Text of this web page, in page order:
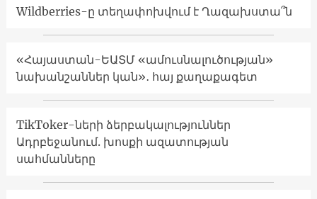
Wildberries-ը տեղափոխվում է Ղազախստա՞ն
«Հայաստան-ԵԱՏՄ «ամուսնալուծության»
նախանշաններ կան»․ հայ քաղաքագետ
TikToker-ների ձերբակալություններ
Ադրբեջանում. խոսքի ազատության
սահմանները